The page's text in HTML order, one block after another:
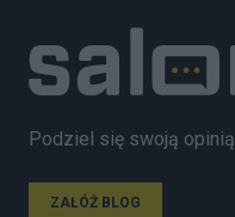
Podziel się swoją opinią
ZAŁÓŻ BLOG